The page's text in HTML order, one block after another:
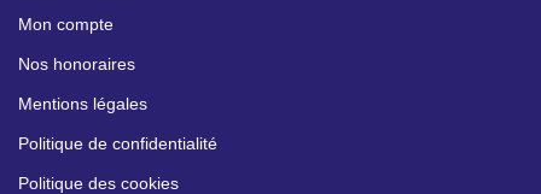
Mon compte
Nos honoraires
Mentions légales
Politique de confidentialité
Politique des cookies